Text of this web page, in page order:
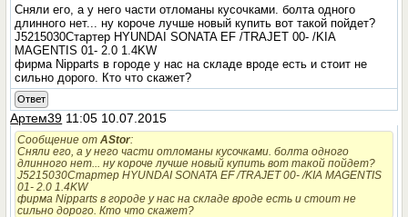
Сняли его, а у него части отломаны кусочками. болта одного
длинного нет... ну короче лучше новый купить вот такой пойдет?
J5215030Стартер HYUNDAI SONATA EF /TRAJET 00- /KIA
MAGENTIS 01- 2.0 1.4KW
фирма Nipparts в городе у нас на складе вроде есть и стоит не
сильно дорого. Кто что скажет?
Ответ
Артем39 11:05 10.07.2015
Сообщение отAStor:
Сняли его, а у него части отломаны кусочками. болта одного
длинного нет... ну короче лучше новый купить вот такой пойдет?
J5215030Стартер HYUNDAI SONATA EF /TRAJET 00- /KIA MAGENTIS
01- 2.0 1.4KW
фирма Nipparts в городе у нас на складе вроде есть и стоит не
сильно дорого. Кто что скажет?